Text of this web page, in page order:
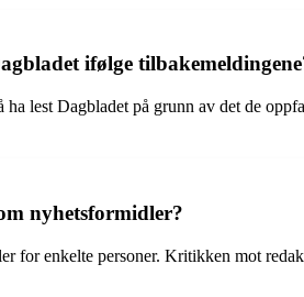
ifølge
lest Dagbladet på grunn av det de
nyhetsformidler?
for enkelte personer. Kritikken mot